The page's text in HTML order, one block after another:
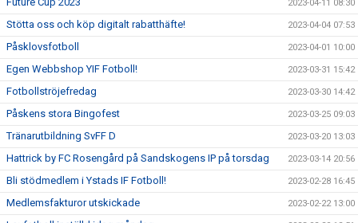
2023-04-11 08:30
Stötta oss och köp digitalt rabatthäfte! 2023-04-04 07:53
Påsklovsfotboll 2023-04-01 10:00
Egen Webbshop YIF Fotboll! 2023-03-31 15:42
Fotbollströjefredag 2023-03-30 14:42
Påskens stora Bingofest 2023-03-25 09:03
Tränarutbildning SvFF D 2023-03-20 13:03
Hattrick by FC Rosengård på Sandskogens IP på torsdag 2023-03-14 20:56
Bli stödmedlem i Ystads IF Fotboll! 2023-02-28 16:45
Medlemsfakturor utskickade 2023-02-22 13:00